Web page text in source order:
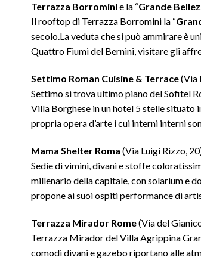
Terrazza Borrominie la “Grande
Il rooftop di Terrazza Borromini la “
secolo.La veduta che si può ammirare è
Quattro Fiumi del Bernini, visitare gli
Settimo Roman Cuisine & Terrace(Via
Settimo si trova ultimo piano del Sofitel
Villa Borghese in un hotel 5 stelle situato
propria opera d’arte i cui interni interni
Mama Shelter Roma (Via Luigi Rizzo,
Sedie di vimini, divani e stoffe
millenario della capitale, con solarium e
propone ai suoi ospiti performance di
Terrazza Mirador Rome(Via del
Terrazza Mirador del Villa Agrippina
comodi divani e gazebo riportano alle